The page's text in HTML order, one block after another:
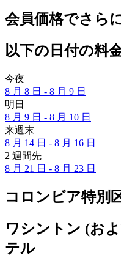
会員価格でさら
以下の日付の料
今夜
8 月 8 日 - 8 月 9 日
明日
8 月 9 日 - 8 月 10 日
来週末
8 月 14 日 - 8 月 16 日
2 週間先
8 月 21 日 - 8 月 23 日
コロンビア特別
ワシントン (お
テル